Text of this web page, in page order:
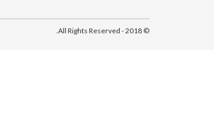
© 2018 - All Rights Reserved.